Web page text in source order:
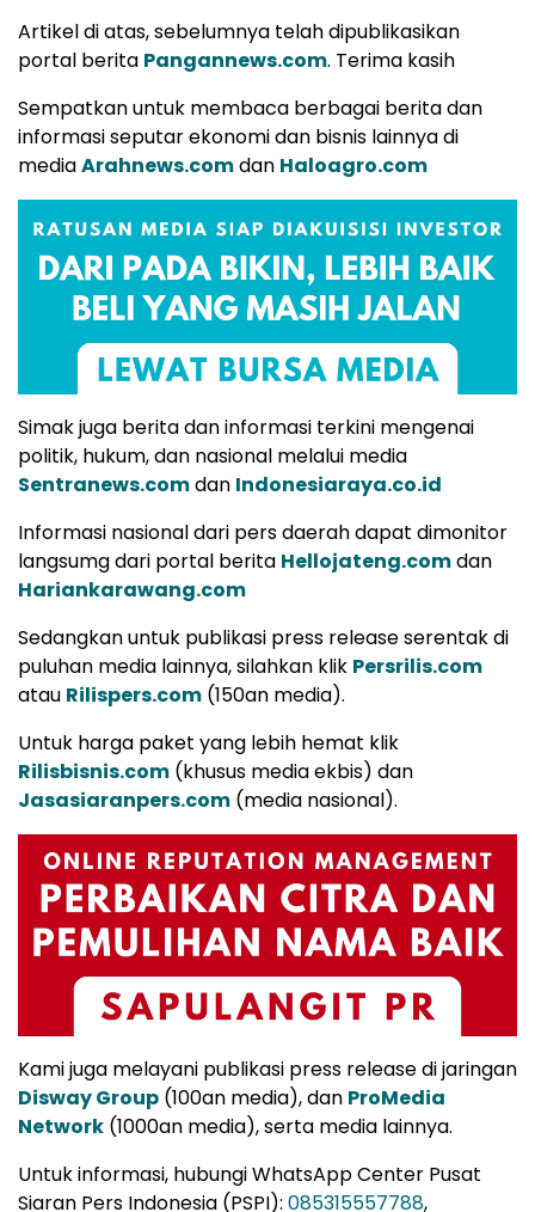
Artikel di atas, sebelumnya telah dipublikasikan
portal berita Pangannews.com. Terima kasih
Sempatkan untuk membaca berbagai berita dan
informasi seputar ekonomi dan bisnis lainnya di
mediaArahnews.comdan Haloagro.com
Simak juga berita dan informasi terkini mengenai
politik, hukum, dan nasional melalui media
Sentranews.comdan Indonesiaraya.co.id
Informasi nasional dari pers daerah dapat dimonitor
langsumg dari portal berita Hellojateng.comdan
Hariankarawang.com
Sedangkan untuk publikasi press release serentak di
puluhan media lainnya, silahkan klik Persrilis.com
atau Rilispers.com (150an media).
Untuk harga paket yang lebih hemat klik
Rilisbisnis.com (khusus media ekbis) dan
Jasasiaranpers.com (media nasional).
Kami juga melayani publikasi press release di jaringan
Disway Group (100an media), dan ProMedia
Network (1000an media), serta media lainnya.
Untuk informasi, hubungi WhatsApp Center Pusat
Siaran Pers Indonesia (PSPI): 085315557788,